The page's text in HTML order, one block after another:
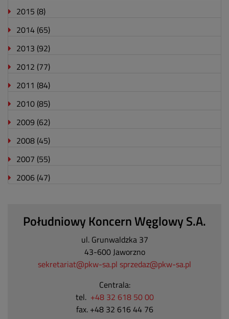
2015 (8)
2014 (65)
2013 (92)
2012 (77)
2011 (84)
2010 (85)
2009 (62)
2008 (45)
2007 (55)
2006 (47)
Południowy Koncern Węglowy S.A.
ul. Grunwaldzka 37
43-600 Jaworzno
sekretariat@pkw-sa.pl sprzedaz@pkw-sa.pl
Centrala:
tel. +48 32 618 50 00
fax. +48 32 616 44 76